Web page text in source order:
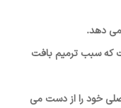
دهد.
که سبب ترمیم بافت
خود را از دست می